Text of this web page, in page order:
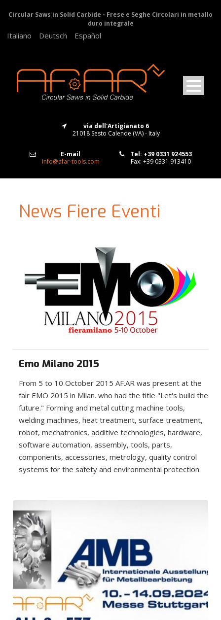
Circular Saws in Solid Carbide - Frese e Seghe Circolari in metallo
duro integrale
Italiano Deutsch Español
via dell'Artigianato 6
21018 Sesto Calende (VA) - Italy
E-mail
info@afar-tools.com
Tel: +39 0331 924553
Fax: +39 0331 913410
News Fiere Eventi
Emo Milano 2015
From 5 to 10 October 2015 AF.AR was present at the
fair EMO 2015 in Milan. who had the title "Let's build the
future." Forming and metal cutting machine tools,
welding machines, heat treatment, surface treatment,
robot, mechatronics, additive technologies, hardware,
software automation, assembly, tools, parts,
components, accessories, metrology, quality control
systems for the safety and environmental protection.